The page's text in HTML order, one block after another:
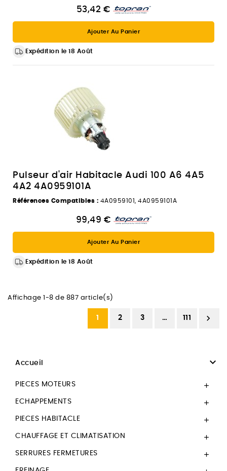
53,42 €
Ajouter Au Panier
Expédition le 18 Août
Pulseur d'air Habitacle Audi 100 A6 4A5
4A2 4A0959101A
Références Compatibles : 4A0959101, 4A0959101A
99,49 €
Ajouter Au Panier
Expédition le 18 Août
Affichage 1-8 de 887 article(s)
1 2 3 … 111 
Accueil 
PIECES MOTEURS 
ECHAPPEMENTS 
PIECES HABITACLE 
CHAUFFAGE ET CLIMATISATION 
SERRURES FERMETURES 